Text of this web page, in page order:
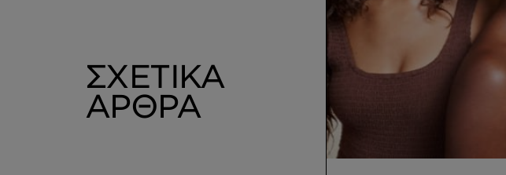
ΣΧΕΤΙΚΑ
ΑΡΘΡΑ